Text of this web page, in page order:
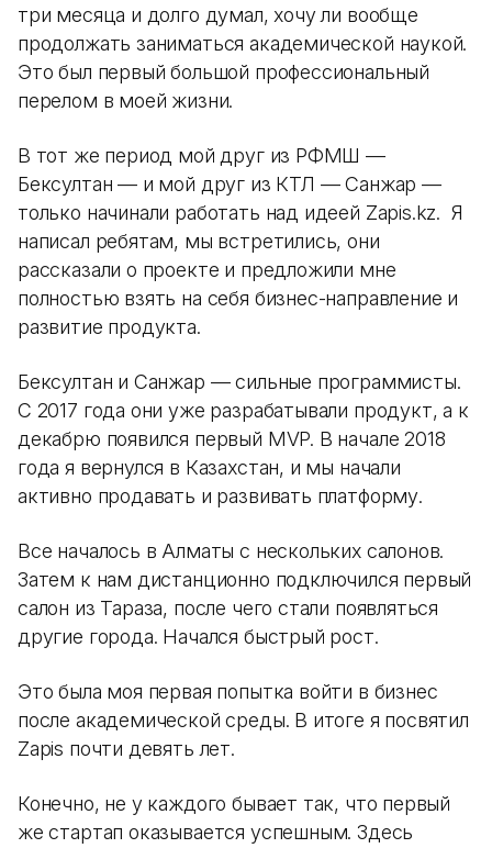
три месяца и долго думал, хочу ли вообще
продолжать заниматься академической наукой.
Это был первый большой профессиональный
перелом в моей жизни.
В тот же период мой друг из РФМШ —
Бексултан — и мой друг из КТЛ — Санжар —
только начинали работать над идеей Zapis.kz. Я
написал ребятам, мы встретились, они
рассказали о проекте и предложили мне
полностью взять на себя бизнес-направление и
развитие продукта.
Бексултан и Санжар — сильные программисты.
С 2017 года они уже разрабатывали продукт, а к
декабрю появился первый MVP. В начале 2018
года я вернулся в Казахстан, и мы начали
активно продавать и развивать платформу.
Все началось в Алматы с нескольких салонов.
Затем к нам дистанционно подключился первый
салон из Тараза, после чего стали появляться
другие города. Начался быстрый рост.
Это была моя первая попытка войти в бизнес
после академической среды. В итоге я посвятил
Zapis почти девять лет.
Конечно, не у каждого бывает так, что первый
же стартап оказывается успешным. Здесь